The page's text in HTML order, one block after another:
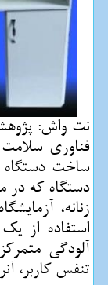
نت واش:
فناوری
ساخت دستگاه
دستگاه كه
زنانه،
استفاده از
آلودگی
تنفس كاربر،